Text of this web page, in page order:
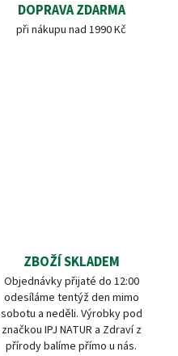
DOPRAVA ZDARMA
při nákupu nad 1990 Kč
ZBOŽÍ SKLADEM
Objednávky přijaté do 12:00
odesíláme tentýž den mimo
sobotu a neděli. Výrobky pod
značkou IPJ NATUR a Zdraví z
přírody balíme přímo u nás.